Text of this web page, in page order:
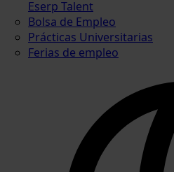
Eserp Talent
Bolsa de Empleo
Prácticas Universitarias
Ferias de empleo